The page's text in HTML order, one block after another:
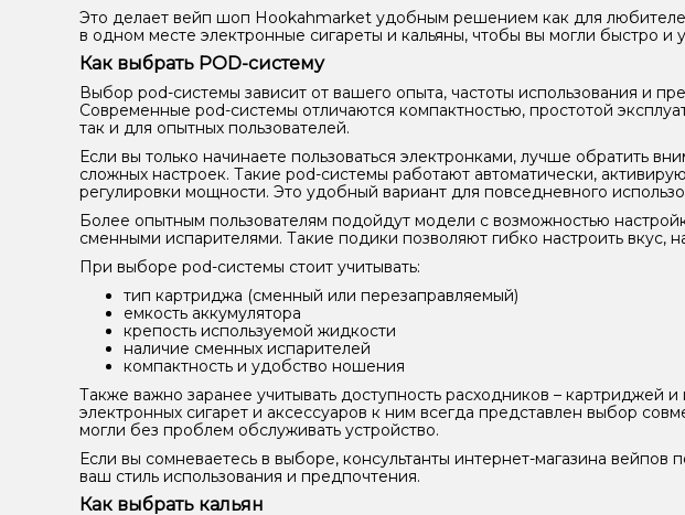
Это делает вейп шоп Hookahmarket удобным решением как для
в одном месте электронные сигареты и кальяны, чтобы вы могли быстро
Как выбрать POD-систему
Выбор pod-системы зависит от вашего опыта, частоты использования и
Современные pod-системы отличаются компактностью, простотой
так и для опытных пользователей.
Если вы только начинаете пользоваться электронками, лучше обратить
сложных настроек. Такие pod-системы работают автоматически,
регулировки мощности. Это удобный вариант для повседневного
Более опытным пользователям подойдут модели с возможностью
сменными испарителями. Такие подики позволяют гибко настроить вкус,
При выборе pod-системы стоит учитывать:
тип картриджа (сменный или перезаправляемый)
емкость аккумулятора
крепость используемой жидкости
наличие сменных испарителей
компактность и удобство ношения
Также важно заранее учитывать доступность расходников – картриджей
электронных сигарет и аксессуаров к ним всегда представлен выбор
могли без проблем обслуживать устройство.
Если вы сомневаетесь в выборе, консультанты интернет-магазина вейпов
ваш стиль использования и предпочтения.
Как выбрать кальян